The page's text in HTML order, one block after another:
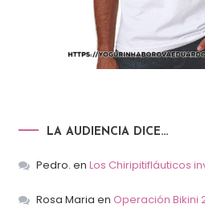
LA AUDIENCIA DICE…
Pedro. en Los Chiripitifláuticos
Rosa Maria en Operación Bikini